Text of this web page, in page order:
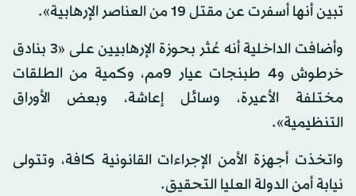
تبين أنها أسفرت عن مقتل 19 من العناصر الإرهابية».
وأضافت الداخلية أنه عُثر بحوزة الإرهابيين على «3 بنادق
خرطوش و4 طبنجات عيار 9مم، وكمية من الطلقات
مختلفة الأعيرة، وسائل إعاشة، وبعض الأوراق
التنظيمية».
واتخذت أجهزة الأمن الإجراءات القانونية كافة، وتتولى
نيابة أمن الدولة العليا التحقيق.